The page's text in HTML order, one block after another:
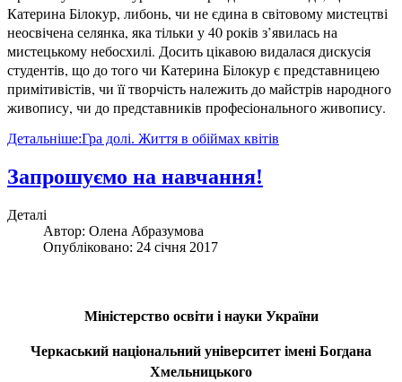
Катерина Білокур, либонь, чи не єдина в світовому мистецтві
неосвічена селянка, яка тільки у 40 років з’явилась на
мистецькому небосхилі. Досить цікавою видалася дискусія
студентів, що до того чи Катерина Білокур є представницею
примітивістів, чи її творчість належить до майстрів народного
живопису, чи до представників професіонального живопису.
Детальніше:Гра долі. Життя в обіймах квітів
Запрошуємо на навчання!
Деталі
Автор: Олена Абразумова
Опубліковано: 24 січня 2017
Міністерство освіти і науки України
Черкаський національний університет імені Богдана
Хмельницького